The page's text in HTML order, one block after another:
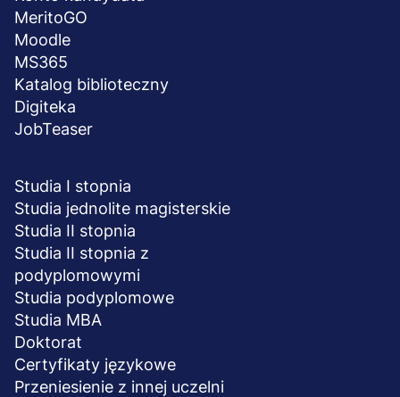
MeritoGO
Moodle
MS365
Katalog biblioteczny
Digiteka
JobTeaser
Studia I stopnia
Studia jednolite magisterskie
Studia II stopnia
Studia II stopnia z
podyplomowymi
Studia podyplomowe
Studia MBA
Doktorat
Certyfikaty językowe
Przeniesienie z innej uczelni